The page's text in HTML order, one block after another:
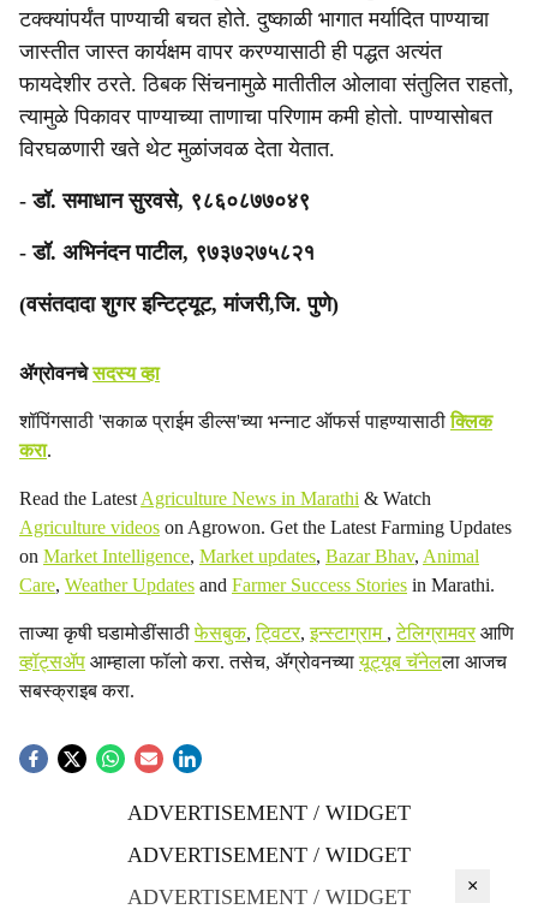
टक्क्यांपर्यंत पाण्याची बचत होते. दुष्काळी भागात मर्यादित पाण्याचा
जास्तीत जास्त कार्यक्षम वापर करण्यासाठी ही पद्धत अत्यंत
फायदेशीर ठरते. ठिबक सिंचनामुळे मातीतील ओलावा संतुलित राहतो,
त्यामुळे पिकावर पाण्याच्या ताणाचा परिणाम कमी होतो. पाण्यासोबत
विरघळणारी खते थेट मुळांजवळ देता येतात.
- डॉ. समाधान सुरवसे, ९८६०८७७०४९
- डॉ. अभिनंदन पाटील, ९७३७२७५८२१
(वसंतदादा शुगर इन्टिट्यूट, मांजरी,जि. पुणे)
ॲग्रोवनचेसदस्य व्हा
शॉपिंगसाठी 'सकाळ प्राईम डील्स'च्या भन्नाट ऑफर्स पाहण्यासाठीक्लिक
करा.
Read the Latest Agriculture News in Marathi & Watch
Agriculture videos on Agrowon. Get the Latest Farming Updates
on Market Intelligence, Market updates, Bazar Bhav, Animal
Care, Weather Updates and Farmer Success Stories in Marathi.
ताज्या कृषी घडामोडींसाठीफेसबुक,ट्विटर,इन्स्टाग्राम ,टेलिग्रामवरआणि
व्हॉट्सॲप आम्हाला फॉलो करा. तसेच, ॲग्रोवनच्यायूट्यूब चॅनेलला आजच
सबस्क्राइब करा.
ADVERTISEMENT / WIDGET
ADVERTISEMENT / WIDGET
ADVERTISEMENT / WIDGET
×